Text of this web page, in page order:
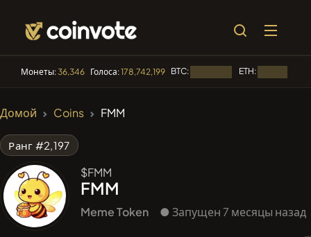
Монеты:36,346 Голоса:178,742,199 BTC: ETH:
#2299
Домой Coins FMM
Ранг #2,197
$FMM
FMM
Meme Token ● Запущен 7 месяцы назад